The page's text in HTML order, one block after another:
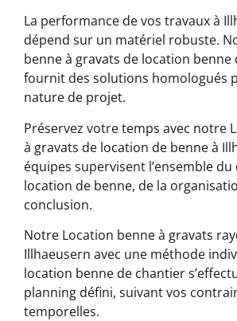
La performance de vos travaux à
dépend sur un matériel robuste.
benne à gravats de location benne
fournit des solutions homologués
nature de projet.
Préservez votre temps avec notre
à gravats de location de benne à
équipes supervisent l’ensemble
location de benne, de la
conclusion.
Notre Location benne à gravats
Illhaeusern avec une méthode
location benne de chantier
planning défini, suivant vos
temporelles.